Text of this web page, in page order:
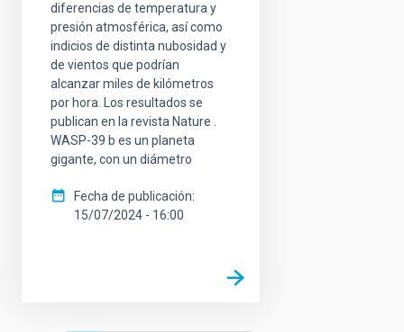
diferencias de temperatura y
presión atmosférica, así como
indicios de distinta nubosidad y
de vientos que podrían
alcanzar miles de kilómetros
por hora. Los resultados se
publican en la revista Nature .
WASP-39 b es un planeta
gigante, con un diámetro
Fecha de publicación
15/07/2024 - 16:00